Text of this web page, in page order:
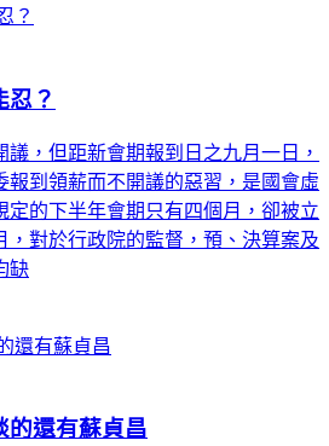
忍？
，但距新會期報到日之九月一日，
報到領薪而不開議的惡習，是國會虛
定的下半年會期只有四個月，卻被立
，對於行政院的監督，預、決算案及
缺
的還有蘇貞昌